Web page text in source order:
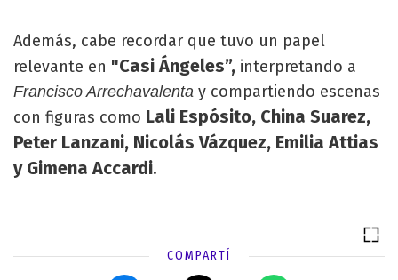
Además, cabe recordar que tuvo un papel
relevante en "Casi Ángeles”, interpretando a
Francisco Arrechavalenta y compartiendo escenas
con figuras como Lali Espósito, China Suarez,
Peter Lanzani, Nicolás Vázquez, Emilia Attias
y Gimena Accardi.
COMPARTÍ